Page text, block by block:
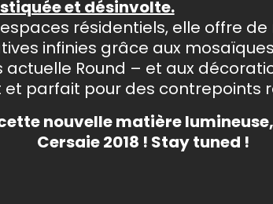
et désinvolte.
résidentiels, elle offre
infinies grâce aux
Round – et aux
et parfait pour des contrepoints
nouvelle matière
Cersaie 2018 ! Stay tuned !